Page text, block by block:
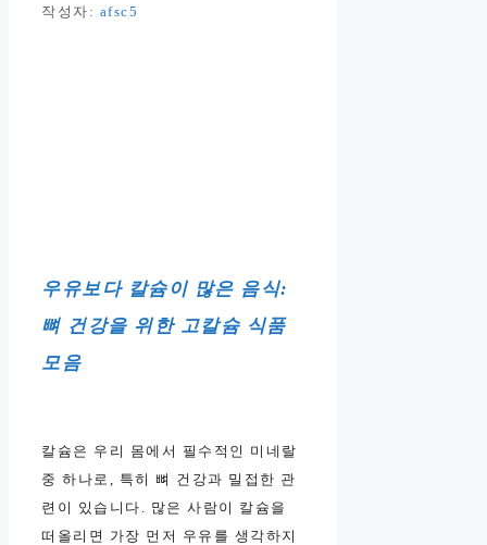
작성자: afsc5
우유보다 칼슘이 많은 음식:
뼈 건강을 위한 고칼슘 식품
모음
칼슘은 우리 몸에서 필수적인 미네랄
중 하나로, 특히 뼈 건강과 밀접한 관
련이 있습니다. 많은 사람이 칼슘을
떠올리면 가장 먼저 우유를 생각하지